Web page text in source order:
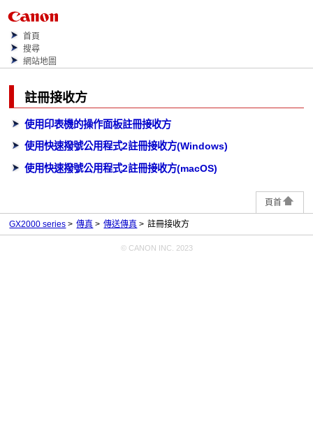
首頁
搜尋
網站地圖
註冊接收方
使用印表機的操作面板註冊接收方
使用快速撥號公用程式2註冊接收方(Windows)
使用快速撥號公用程式2註冊接收方(macOS)
頁首
GX2000 series 傳真 傳送傳真 註冊接收方
© CANON INC. 2023